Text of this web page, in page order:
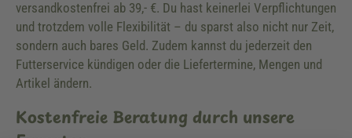
versandkostenfrei ab 39,- €. Du hast keinerlei Verpflichtungen
und trotzdem volle Flexibilität – du sparst also nicht nur Zeit,
sondern auch bares Geld. Zudem kannst du jederzeit den
Futterservice kündigen oder die Liefertermine, Mengen und
Artikel ändern.
Kostenfreie Beratung durch unsere